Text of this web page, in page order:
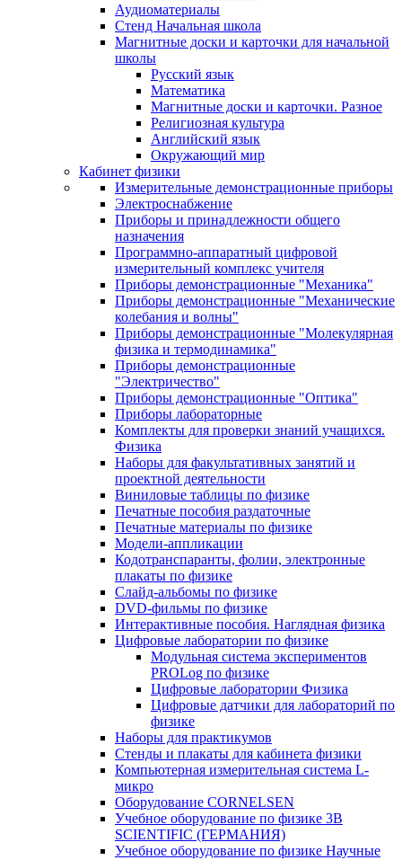
Аудиоматериалы
Стенд Начальная школа
Магнитные доски и карточки для начальной
школы
Русский язык
Математика
Магнитные доски и карточки. Разное
Религиозная культура
Английский язык
Окружающий мир
Кабинет физики
Измерительные демонстрационные приборы
Электроснабжение
Приборы и принадлежности общего
назначения
Программно-аппаратный цифровой
измерительный комплекс учителя
Приборы демонстрационные "Механика"
Приборы демонстрационные "Механические
колебания и волны"
Приборы демонстрационные "Молекулярная
физика и термодинамика"
Приборы демонстрационные
"Электричество"
Приборы демонстрационные "Оптика"
Приборы лабораторные
Комплекты для проверки знаний учащихся.
Физика
Наборы для факультативных занятий и
проектной деятельности
Виниловые таблицы по физике
Печатные пособия раздаточные
Печатные материалы по физике
Модели-аппликации
Кодотранспаранты, фолии, электронные
плакаты по физике
Слайд-альбомы по физике
DVD-фильмы по физике
Интерактивные пособия. Наглядная физика
Цифровые лаборатории по физике
Модульная система экспериментов
PROLog по физике
Цифровые лаборатории Физика
Цифровые датчики для лабораторий по
физике
Наборы для практикумов
Стенды и плакаты для кабинета физики
Компьютерная измерительная система L-
микро
Оборудование CORNELSEN
Учебное оборудование по физике 3B
SCIENTIFIC (ГЕРМАНИЯ)
Учебное оборудование по физике Научные